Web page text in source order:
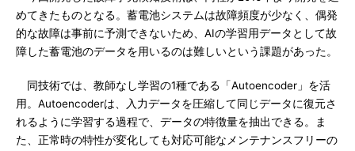
めてきたものとなる。蓄電池システムは故障頻度が少なく、偶発
的な故障は事前に予測できないため、AIの学習用データとして故
障した蓄電池のデータを用いるのは難しいという課題があった。
同技術では、教師なし学習の1種である「Autoencoder」を活
用。Autoencoderは、入力データを圧縮して同じデータに復元さ
れるように学習する過程で、データの特徴量を抽出できる。ま
た、正常時の特性が変化しても対応可能なメンテナンスフリーの